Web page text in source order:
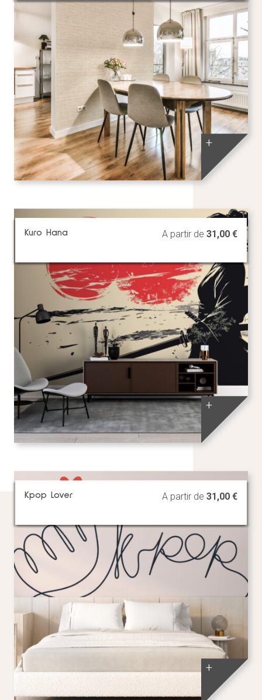
+
Kuro Hana A partir de 31,00 €
+
Kpop Lover A partir de 31,00 €
+